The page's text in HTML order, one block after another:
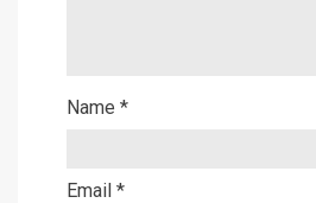
Name *
Email *